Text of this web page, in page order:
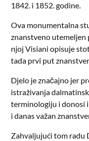
1842. i 1852. godine.
Ova monumentalna
znanstveno utemeljen
njoj Visiani opisuje
tada prvi put
Djelo je značajno jer
istraživanja
terminologiju i donosi
i danas važan
Zahvaljujući tom radu